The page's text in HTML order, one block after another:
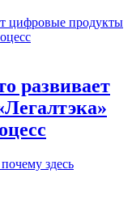
развивает